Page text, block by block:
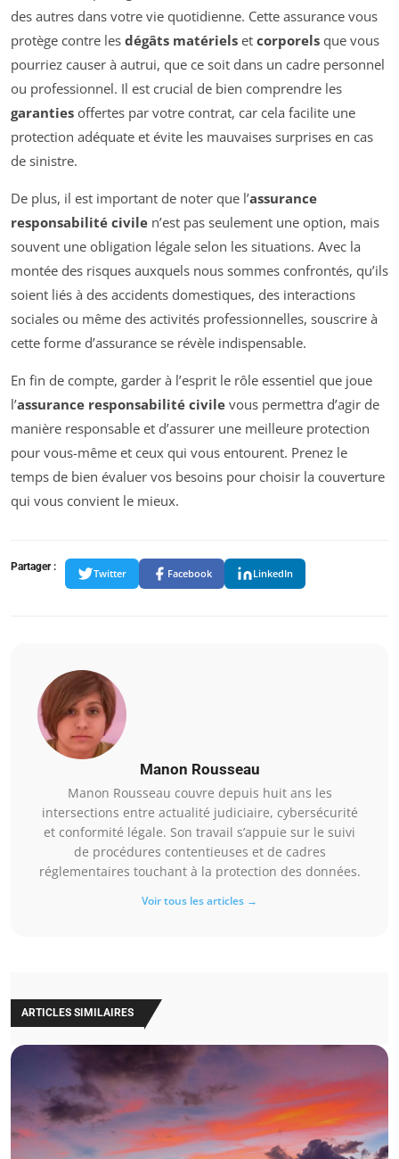
des autres dans votre vie quotidienne. Cette assurance vous
protège contre les dégâts matériels et corporels que vous
pourriez causer à autrui, que ce soit dans un cadre personnel
ou professionnel. Il est crucial de bien comprendre les
garanties offertes par votre contrat, car cela facilite une
protection adéquate et évite les mauvaises surprises en cas
de sinistre.
De plus, il est important de noter que l’assurance
responsabilité civile n’est pas seulement une option, mais
souvent une obligation légale selon les situations. Avec la
montée des risques auxquels nous sommes confrontés, qu’ils
soient liés à des accidents domestiques, des interactions
sociales ou même des activités professionnelles, souscrire à
cette forme d’assurance se révèle indispensable.
En fin de compte, garder à l’esprit le rôle essentiel que joue
l’assurance responsabilité civile vous permettra d’agir de
manière responsable et d’assurer une meilleure protection
pour vous-même et ceux qui vous entourent. Prenez le
temps de bien évaluer vos besoins pour choisir la couverture
qui vous convient le mieux.
Partager :
Twitter Facebook LinkedIn
Manon Rousseau
Manon Rousseau couvre depuis huit ans les
intersections entre actualité judiciaire, cybersécurité
et conformité légale. Son travail s’appuie sur le suivi
de procédures contentieuses et de cadres
réglementaires touchant à la protection des données.
Voir tous les articles →
ARTICLES SIMILAIRES